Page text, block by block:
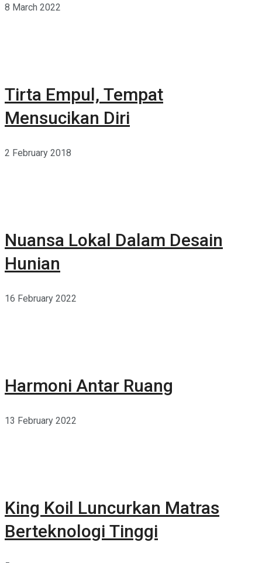
8 March 2022
Tirta Empul, Tempat
Mensucikan Diri
2 February 2018
Nuansa Lokal Dalam Desain
Hunian
16 February 2022
Harmoni Antar Ruang
13 February 2022
King Koil Luncurkan Matras
Berteknologi Tinggi